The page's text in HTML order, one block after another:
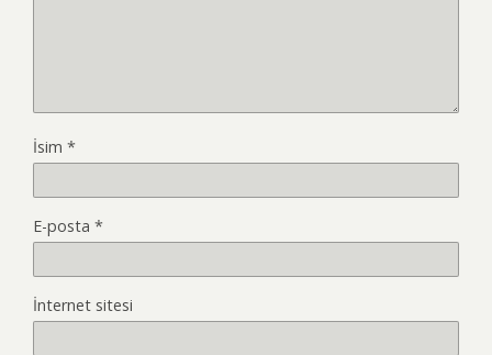
İsim *
E-posta *
İnternet sitesi